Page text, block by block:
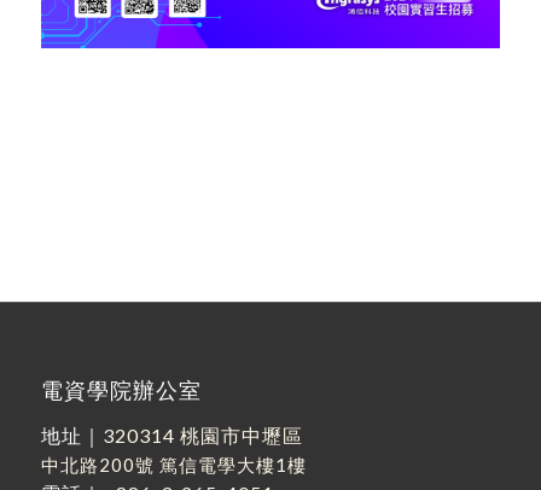
電資學院辦公室
地址｜ 320314 桃園市中壢區
中北路200號 篤信電學大樓1樓